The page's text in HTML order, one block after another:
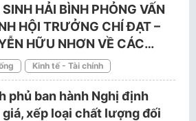
HẢI BÌNH PHỎNG VẤN
HỘI TRƯỞNG CHÍ ĐẠT –
HỮU NHƠN VỀ CÁC…
Kinh tế - Tài chính
phủ ban hành Nghị định
giá, xếp loại chất lượng đối